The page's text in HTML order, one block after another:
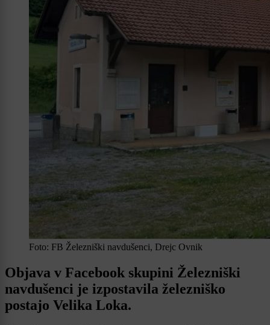
Foto: FB Železniški navdušenci, Drejc Ovnik
Objava v Facebook skupini Železniški
navdušenci je izpostavila železniško
postajo Velika Loka.